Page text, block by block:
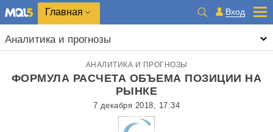
Главная Вход
Аналитика и прогнозы
АНАЛИТИКА И ПРОГНОЗЫ
ФОРМУЛА РАСЧЕТА ОБЪЕМА ПОЗИЦИИ НА
РЫНКЕ
7 декабря 2018, 17:34